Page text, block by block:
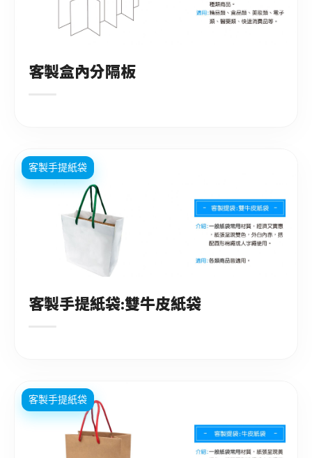
客製盒內分隔板
客製手提紙袋
客製手提紙袋:雙牛皮紙袋
客製手提紙袋